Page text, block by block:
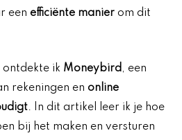
een efficiënte manier om dit
ontdekte ik Moneybird, een
rekeningen en online
. In dit artikel leer ik je hoe
bij het maken en versturen